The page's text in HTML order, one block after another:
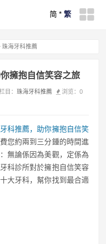
简 * 繁
珠海牙科推薦
擁抱自信笑容之旅
目： 珠海牙科推薦 浏览： 0
科推薦，助你擁抱自信笑
您約兩到三分鍾的時間進
無論係因為美觀，定係為
科診所對於擁抱自信笑容
大牙科，幫你找到最合適